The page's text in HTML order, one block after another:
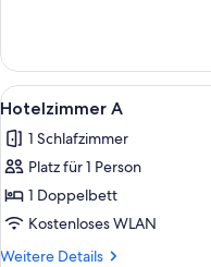
Alle
Fotos
für
Hotelzimmer A
anzeigen
4
Hotelzimmer A
1 Schlafzimmer
Platz für 1 Person
1 Doppelbett
Kostenloses WLAN
Weitere Details
Weitere